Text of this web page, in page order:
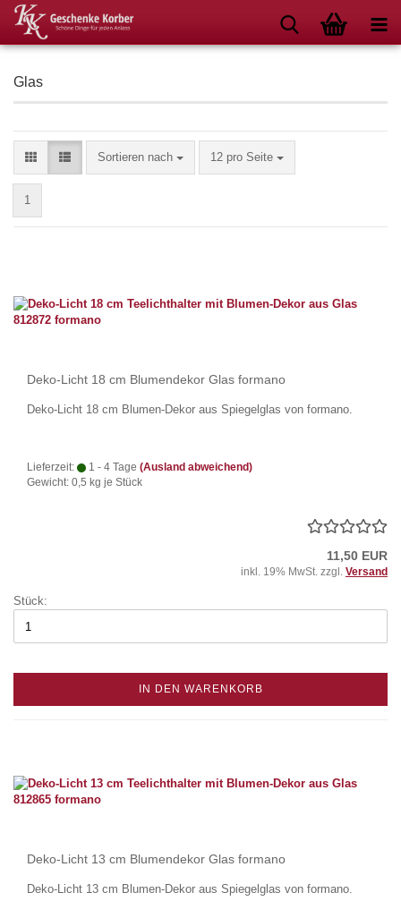
Glas
Sortieren nach
Sortieren nach 12 pro Seite
pro Seite
1
Deko-Licht 18 cm Blumendekor Glas formano
Deko-Licht 18 cm Blumen-Dekor aus Spiegelglas von formano.
Lieferzeit: 1 - 4 Tage (Ausland abweichend)
Gewicht: 0,5 kg je Stück
11,50 EUR
inkl. 19% MwSt. zzgl. Versand
Stück:
IN DEN WARENKORB
Deko-Licht 13 cm Blumendekor Glas formano
Deko-Licht 13 cm Blumen-Dekor aus Spiegelglas von formano.